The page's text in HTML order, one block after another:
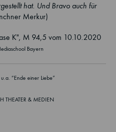
hat. Und Bravo auch für
Merkur)
K", M 94,5 vom 10.10.2020
Bayern
“Ende einer Liebe”
THEATER & MEDIEN